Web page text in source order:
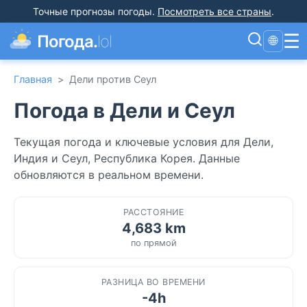
Точные прогнозы погоды. Посмотреть все страны.
Погода.lol 🌐 ☰
Главная > Дели против Сеул
Погода в Дели и Сеул
Текущая погода и ключевые условия для Дели,
Индия и Сеул, Республика Корея. Данные
обновляются в реальном времени.
РАССТОЯНИЕ
4,683 km
по прямой
РАЗНИЦА ВО ВРЕМЕНИ
-4h